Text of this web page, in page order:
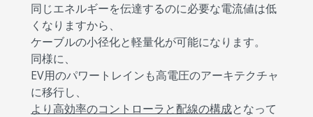
同じエネルギーを伝達するのに必要な電流値は低
くなりますから、
ケーブルの小径化と軽量化が可能になります。
同様に、
EV用のパワートレインも高電圧のアーキテクチャ
に移行し、
より高効率のコントローラと配線の構成となって